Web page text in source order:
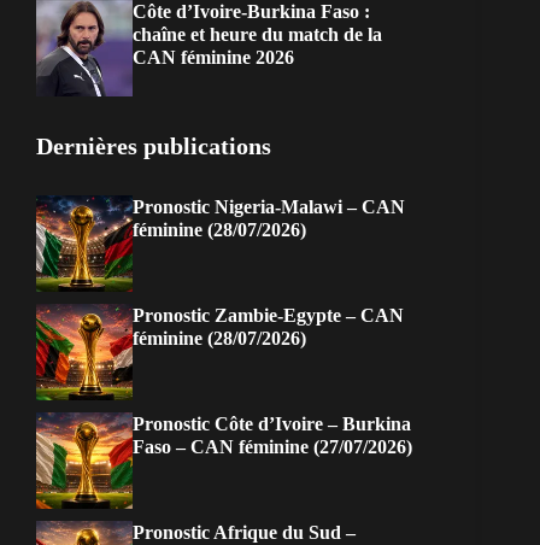
Côte d’Ivoire-Burkina Faso :
chaîne et heure du match de la
CAN féminine 2026
Dernières publications
Pronostic Nigeria-Malawi – CAN
féminine (28/07/2026)
Pronostic Zambie-Egypte – CAN
féminine (28/07/2026)
Pronostic Côte d’Ivoire – Burkina
Faso – CAN féminine (27/07/2026)
Pronostic Afrique du Sud –